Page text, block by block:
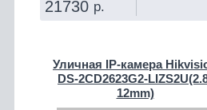
21730 р.
Уличная IP‑камера
DS-2CD2623G2-
12mm)